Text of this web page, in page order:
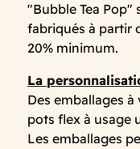
"Bubble Tea Pop"
fabriqués à partir
20% minimum.
La
Des emballages à
pots flex à usage
Les emballages